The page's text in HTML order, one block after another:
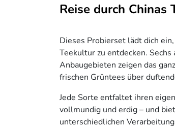
Reise durch Chinas
Dieses Probierset lädt dich
Teekultur zu entdecken.
Anbaugebieten zeigen das
frischen Grüntees über
Jede Sorte entfaltet ihren
vollmundig und erdig – und
unterschiedlichen